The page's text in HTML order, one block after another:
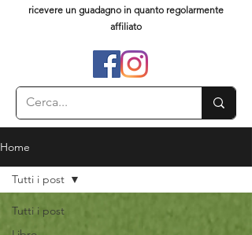
ricevere un guadagno in quanto regolarmente
affiliato
Home
Tutti i post
Tutti i post